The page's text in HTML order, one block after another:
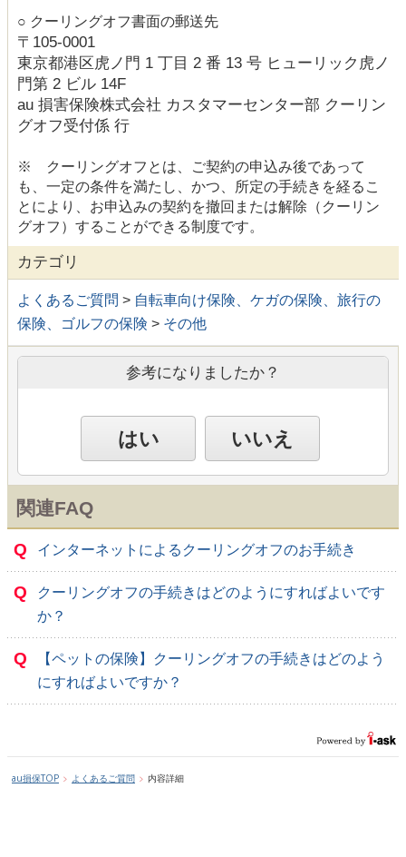
○ クーリングオフ書面の郵送先
〒105-0001
東京都港区虎ノ門 1 丁目 2 番 13 号 ヒューリック虎ノ
門第 2 ビル 14F
au 損害保険株式会社 カスタマーセンター部 クーリン
グオフ受付係 行
※ クーリングオフとは、ご契約の申込み後であって
も、一定の条件を満たし、かつ、所定の手続きを経るこ
とにより、お申込みの契約を撤回または解除（クーリン
グオフ）することができる制度です。
カテゴリ
よくあるご質問 > 自転車向け保険、ケガの保険、旅行の
保険、ゴルフの保険 > その他
参考になりましたか？
はい いいえ
関連FAQ
Q インターネットによるクーリングオフのお手続き
Q
クーリングオフの手続きはどのようにすればよいです
か？
Q
【ペットの保険】クーリングオフの手続きはどのよう
にすればよいですか？
au損保TOP よくあるご質問 内容詳細